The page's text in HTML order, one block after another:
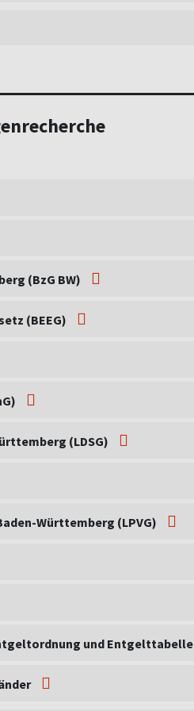
(BzG BW)
(BEEG)
(LDSG)
Württemberg (LPVG)
und Entgelttabelle